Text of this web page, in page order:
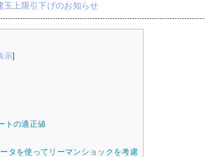
上限引下げのお知らせ
示]
トの適正値
タを使ってリーマンショックを考慮